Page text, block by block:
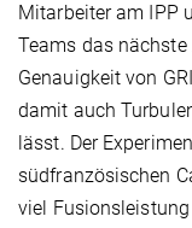
Mitarbeiter am IPP
Teams das
Genauigkeit von
damit auch
lässt. Der
südfranzösischen
viel